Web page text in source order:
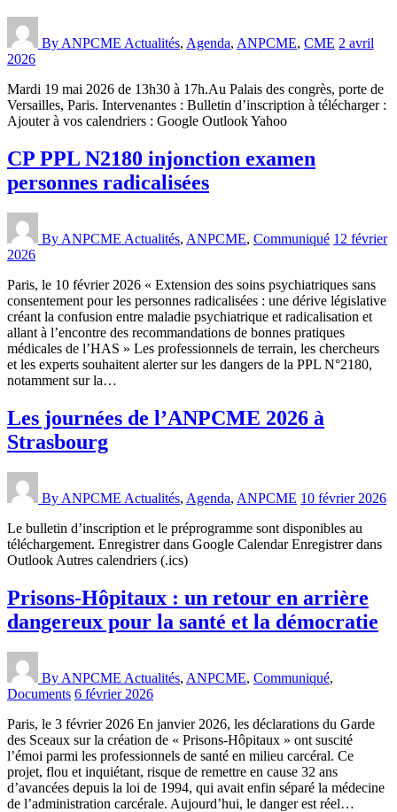
By ANPCME Actualités, Agenda, ANPCME, CME 2 avril
2026
Mardi 19 mai 2026 de 13h30 à 17h.Au Palais des congrès, porte de
Versailles, Paris. Intervenantes : Bulletin d’inscription à télécharger :
Ajouter à vos calendriers : Google Outlook Yahoo
CP PPL N2180 injonction examen
personnes radicalisées
By ANPCME Actualités, ANPCME, Communiqué 12 février
2026
Paris, le 10 février 2026 « Extension des soins psychiatriques sans
consentement pour les personnes radicalisées : une dérive législative
créant la confusion entre maladie psychiatrique et radicalisation et
allant à l’encontre des recommandations de bonnes pratiques
médicales de l’HAS » Les professionnels de terrain, les chercheurs
et les experts souhaitent alerter sur les dangers de la PPL N°2180,
notamment sur la…
Les journées de l’ANPCME 2026 à
Strasbourg
By ANPCME Actualités, Agenda, ANPCME 10 février 2026
Le bulletin d’inscription et le préprogramme sont disponibles au
téléchargement. Enregistrer dans Google Calendar Enregistrer dans
Outlook Autres calendriers (.ics)
Prisons-Hôpitaux : un retour en arrière
dangereux pour la santé et la démocratie
By ANPCME Actualités, ANPCME, Communiqué,
Documents 6 février 2026
Paris, le 3 février 2026 En janvier 2026, les déclarations du Garde
des Sceaux sur la création de « Prisons-Hôpitaux » ont suscité
l’émoi parmi les professionnels de santé en milieu carcéral. Ce
projet, flou et inquiétant, risque de remettre en cause 32 ans
d’avancées depuis la loi de 1994, qui avait enfin séparé la médecine
de l’administration carcérale. Aujourd’hui, le danger est réel…